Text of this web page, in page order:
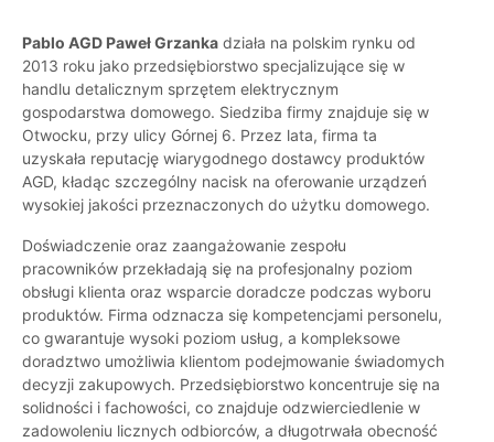
Pablo AGD Paweł Grzanka działa na polskim rynku od
2013 roku jako przedsiębiorstwo specjalizujące się w
handlu detalicznym sprzętem elektrycznym
gospodarstwa domowego. Siedziba firmy znajduje się w
Otwocku, przy ulicy Górnej 6. Przez lata, firma ta
uzyskała reputację wiarygodnego dostawcy produktów
AGD, kładąc szczególny nacisk na oferowanie urządzeń
wysokiej jakości przeznaczonych do użytku domowego.
Doświadczenie oraz zaangażowanie zespołu
pracowników przekładają się na profesjonalny poziom
obsługi klienta oraz wsparcie doradcze podczas wyboru
produktów. Firma odznacza się kompetencjami personelu,
co gwarantuje wysoki poziom usług, a kompleksowe
doradztwo umożliwia klientom podejmowanie świadomych
decyzji zakupowych. Przedsiębiorstwo koncentruje się na
solidności i fachowości, co znajduje odzwierciedlenie w
zadowoleniu licznych odbiorców, a długotrwała obecność